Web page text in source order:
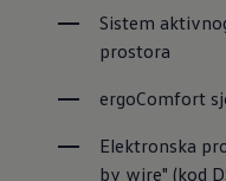
Sistem
prostora
ergoComfort
Elektronska
by wire" (kod